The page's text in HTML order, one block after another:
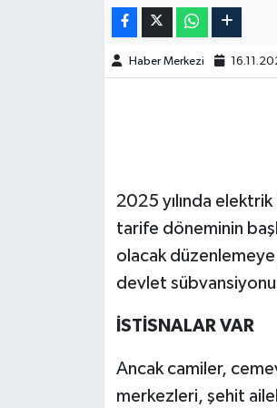
Haber Merkezi
2025 yılında
tarife döneminin
olacak
devlet
İSTİSNALAR VAR
Ancak camiler,
merkezleri, şehit